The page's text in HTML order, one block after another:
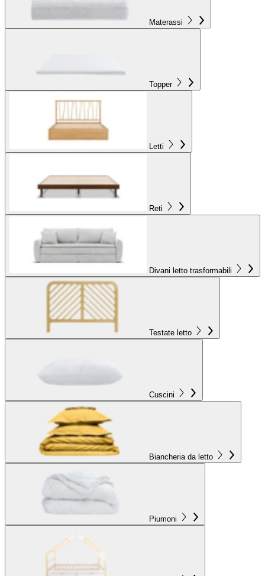
Materassi
Topper
Letti
Reti
Divani letto trasformabili
Testate letto
Cuscini
Biancheria da letto
Piumoni